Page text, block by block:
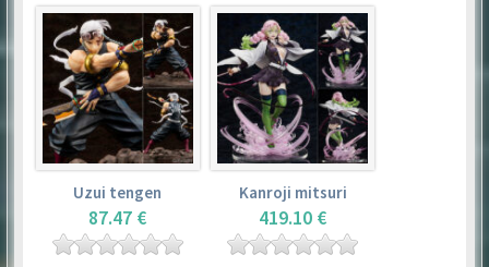
Uzui tengen
87.47 €
Kanroji mitsuri
419.10 €